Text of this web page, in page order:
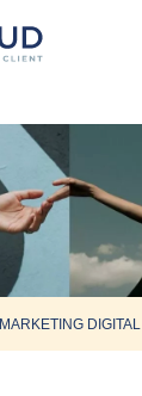
MARKETING DIGITAL